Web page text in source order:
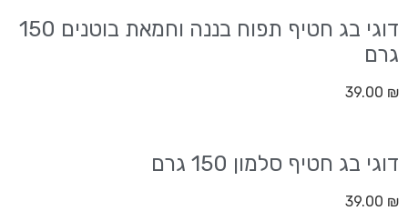
דוגי בג חטיף תפוח בננה וחמאת בוטנים 150
גרם
39.00 ₪
דוגי בג חטיף סלמון 150 גרם
39.00 ₪